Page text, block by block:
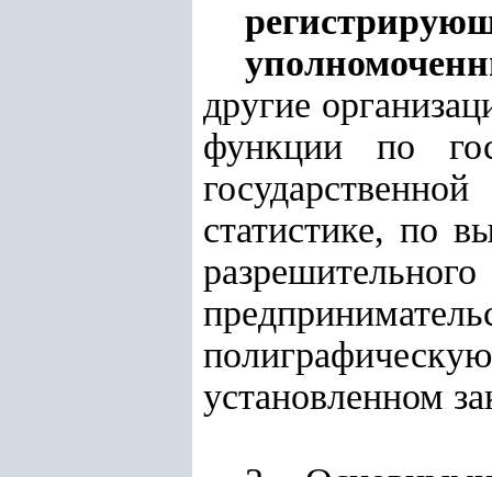
другие
функции по
статистике, по
установленном